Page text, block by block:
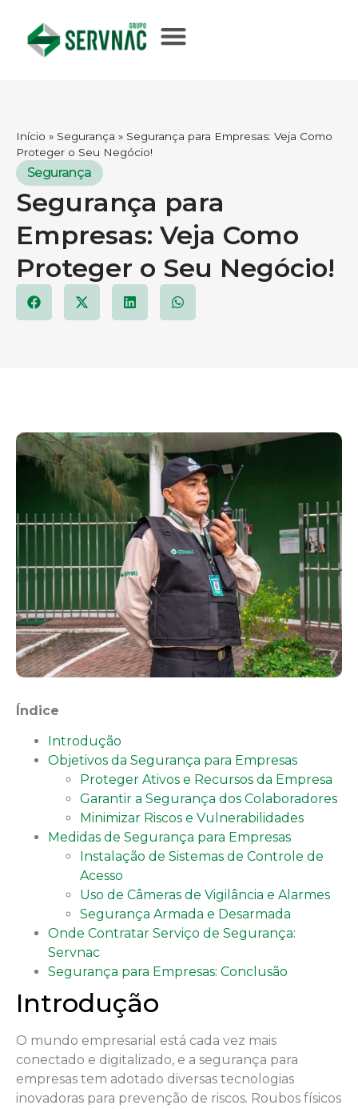
Início » Segurança » Segurança para Empresas: Veja Como
Proteger o Seu Negócio!
Segurança
Segurança para
Empresas: Veja Como
Proteger o Seu Negócio!
Índice
Introdução
Objetivos da Segurança para Empresas
Proteger Ativos e Recursos da Empresa
Garantir a Segurança dos Colaboradores
Minimizar Riscos e Vulnerabilidades
Medidas de Segurança para Empresas
Instalação de Sistemas de Controle de
Acesso
Uso de Câmeras de Vigilância e Alarmes
Segurança Armada e Desarmada
Onde Contratar Serviço de Segurança:
Servnac
Segurança para Empresas: Conclusão
Introdução
O mundo empresarial está cada vez mais
conectado e digitalizado, e a segurança para
empresas tem adotado diversas tecnologias
inovadoras para prevenção de riscos. Roubos físicos